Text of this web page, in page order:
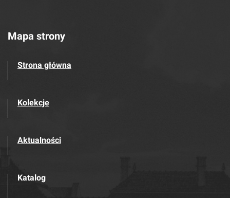
Mapa strony
Strona główna
Kolekcje
Aktualności
Katalog